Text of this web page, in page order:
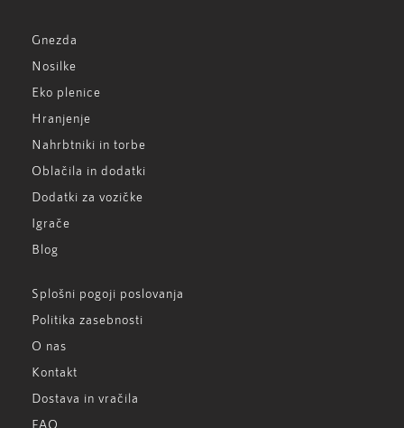
Gnezda
Nosilke
Eko plenice
Hranjenje
Nahrbtniki in torbe
Oblačila in dodatki
Dodatki za vozičke
Igrače
Blog
Splošni pogoji poslovanja
Politika zasebnosti
O nas
Kontakt
Dostava in vračila
FAQ